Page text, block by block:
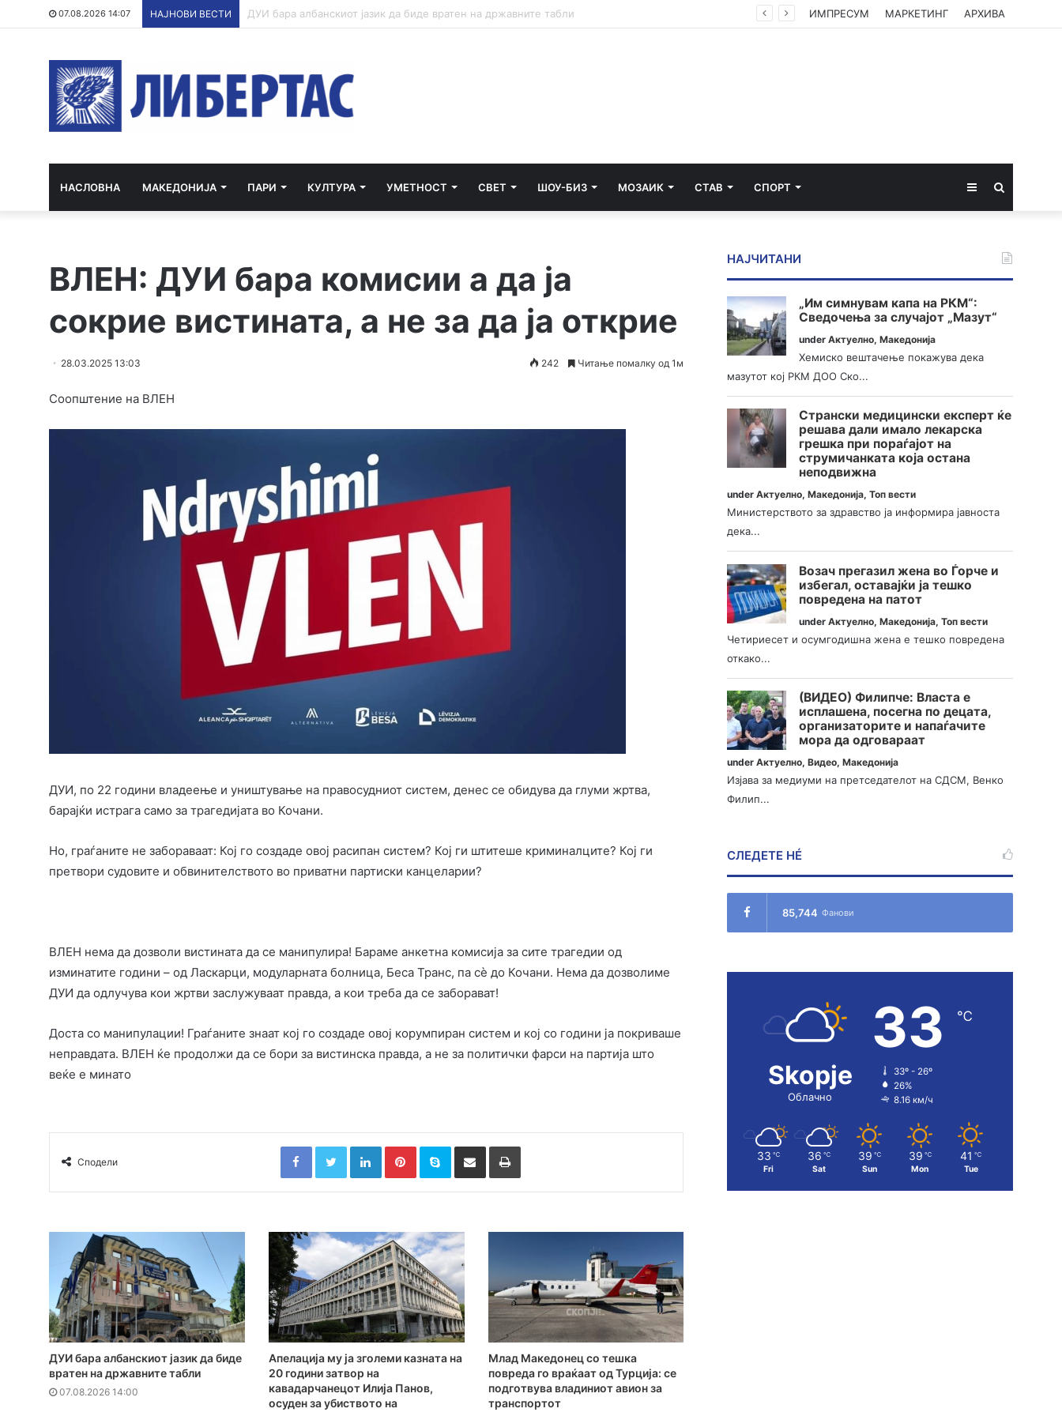
07.08.2026 14:07 НАЈНОВИ ВЕСТИ ИМПРЕСУМ МАРКЕТИНГ АРХИВА
НАСЛОВНА МАКЕДОНИЈА ПАРИ КУЛТУРА УМЕТНОСТ СВЕТ ШОУ-БИЗ МОЗАИК СТАВ СПОРТ Sidebar
ВЛЕН: ДУИ бара комисии а да ја
сокрие вистината, а не за да ја открие
28.03.2025 13:03 242 Читање помалку од 1м
Соопштение на ВЛЕН
ДУИ, по 22 години владеење и уништување на правосудниот систем, денес се обидува да глуми жртва,
барајќи истрага само за трагедијата во Кочани.
Но, граѓаните не забораваат: Кој го создаде овој расипан систем? Кој ги штитеше криминалците? Кој ги
претвори судовите и обвинителството во приватни партиски канцеларии?
ВЛЕН нема да дозволи вистината да се манипулира! Бараме анкетна комисија за сите трагедии од
изминатите години – од Ласкарци, модуларната болница, Беса Транс, па сè до Кочани. Нема да дозволиме
ДУИ да одлучува кои жртви заслужуваат правда, а кои треба да се заборават!
Доста со манипулации! Граѓаните знаат кој го создаде овој корумпиран систем и кој со години ја покриваше
неправдата. ВЛЕН ќе продолжи да се бори за вистинска правда, а не за политички фарси на партија што
веќе е минато
Сподели
FacebookTwitterLinkedInPinterestSkype Сподели преку Е-маил Испринтај
ДУИ бара албанскиот јазик да биде
вратен на државните табли
07.08.2026 14:00
Апелација му ја зголеми казната на
20 години затвор на
кавадарчанецот Илија Панов,
осуден за убиството на
Млад Македонец со тешка
повреда го враќаат од Турција: се
подготвува владиниот авион за
транспортот
НАЈЧИТАНИ
„Им симнувам капа на РКМ“:
Сведочења за случајот „Мазут“
underАктуелно,Македонија
Хемиско вештачење покажува дека
мазутот кој РКМ ДОО Ско...
Странски медицински експерт ќе
решава дали имало лекарска
грешка при пораѓајот на
струмичанката која остана
неподвижна
underАктуелно,Македонија,Топ вести
Министерството за здравство ја информира јавноста
дека...
Возач прегазил жена во Ѓорче и
избегал, оставајќи ја тешко
повредена на патот
underАктуелно,Македонија,Топ вести
Четириесет и осумгодишна жена е тешко повредена
откако...
(ВИДЕО) Филипче: Власта е
исплашена, посегна по децата,
организаторите и напаѓачите
мора да одговараат
underАктуелно,Видео,Македонија
Изјава за медиуми на претседателот на СДСМ, Венко
Филип...
СЛЕДЕТЕ НÉ
85,744 Фанови
Skopje
Облачно
33 ℃
33º - 26º
26%
8.16 км/ч
33 ℃
Fri
36 ℃
Sat
39 ℃
Sun
39 ℃
Mon
41 ℃
Tue